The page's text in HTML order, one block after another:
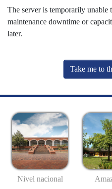
The server is temporarily unable
maintenance downtime or
later.
Take me to
Nivel nacional